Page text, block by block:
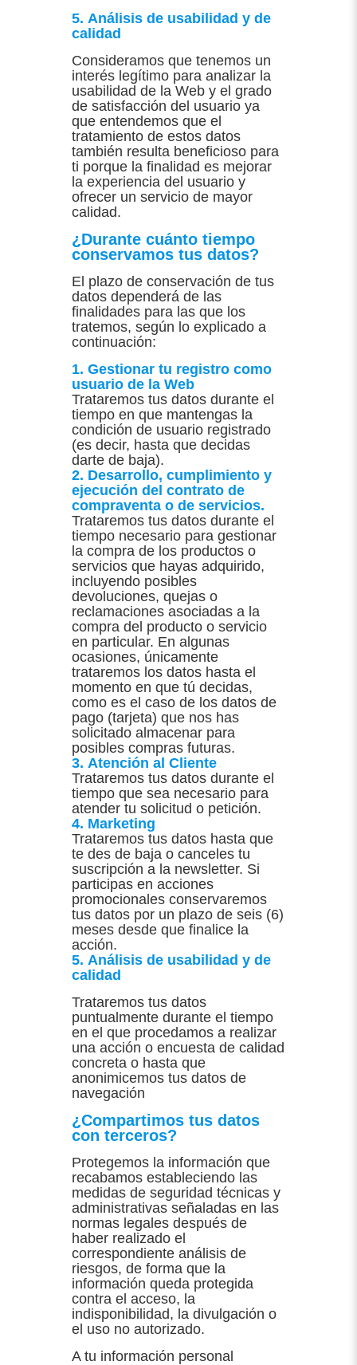
5. Análisis de usabilidad y de
calidad
Consideramos que tenemos un
interés legítimo para analizar la
usabilidad de la Web y el grado
de satisfacción del usuario ya
que entendemos que el
tratamiento de estos datos
también resulta beneficioso para
ti porque la finalidad es mejorar
la experiencia del usuario y
ofrecer un servicio de mayor
calidad.
¿Durante cuánto tiempo
conservamos tus datos?
El plazo de conservación de tus
datos dependerá de las
finalidades para las que los
tratemos, según lo explicado a
continuación:
1. Gestionar tu registro como
usuario de la Web
Trataremos tus datos durante el
tiempo en que mantengas la
condición de usuario registrado
(es decir, hasta que decidas
darte de baja).
2. Desarrollo, cumplimiento y
ejecución del contrato de
compraventa o de servicios.
Trataremos tus datos durante el
tiempo necesario para gestionar
la compra de los productos o
servicios que hayas adquirido,
incluyendo posibles
devoluciones, quejas o
reclamaciones asociadas a la
compra del producto o servicio
en particular. En algunas
ocasiones, únicamente
trataremos los datos hasta el
momento en que tú decidas,
como es el caso de los datos de
pago (tarjeta) que nos has
solicitado almacenar para
posibles compras futuras.
3. Atención al Cliente
Trataremos tus datos durante el
tiempo que sea necesario para
atender tu solicitud o petición.
4. Marketing
Trataremos tus datos hasta que
te des de baja o canceles tu
suscripción a la newsletter. Si
participas en acciones
promocionales conservaremos
tus datos por un plazo de seis (6)
meses desde que finalice la
acción.
5. Análisis de usabilidad y de
calidad
Trataremos tus datos
puntualmente durante el tiempo
en el que procedamos a realizar
una acción o encuesta de calidad
concreta o hasta que
anonimicemos tus datos de
navegación
¿Compartimos tus datos
con terceros?
Protegemos la información que
recabamos estableciendo las
medidas de seguridad técnicas y
administrativas señaladas en las
normas legales después de
haber realizado el
correspondiente análisis de
riesgos, de forma que la
información queda protegida
contra el acceso, la
indisponibilidad, la divulgación o
el uso no autorizado.
A tu información personal